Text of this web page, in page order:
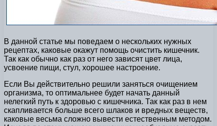
В данной статье мы поведаем о нескольких нужных
рецептах, каковые окажут помощь очистить кишечник.
Так как обычно как раз от него зависят цвет лица,
усвоение пищи, стул, хорошее настроение.
Если Вы действительно решили заняться очищением
организма, то оптимальнее будет начать данный
нелегкий путь к здоровью с кишечника. Так как раз в нем
скапливается больше всего шлаков и вредных веществ,
каковые весьма сложно вывести естественным методом.